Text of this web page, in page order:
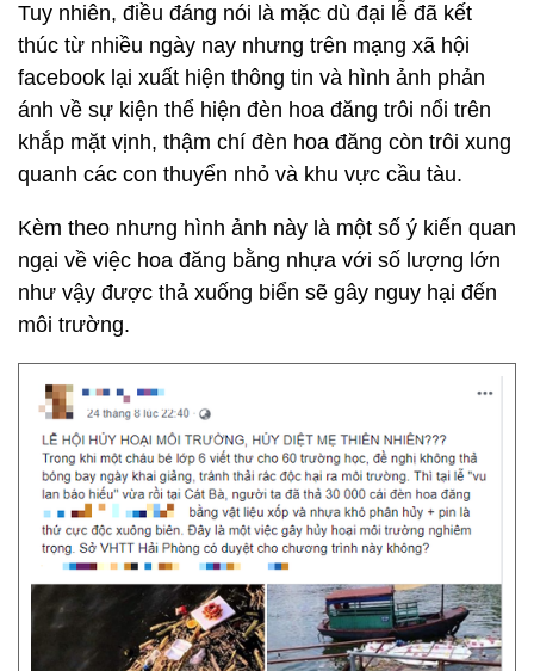
Tuy nhiên, điều đáng nói là mặc dù đại lễ đã kết
thúc từ nhiều ngày nay nhưng trên mạng xã hội
facebook lại xuất hiện thông tin và hình ảnh phản
ánh về sự kiện thể hiện đèn hoa đăng trôi nổi trên
khắp mặt vịnh, thậm chí đèn hoa đăng còn trôi xung
quanh các con thuyển nhỏ và khu vực cầu tàu.
Kèm theo nhưng hình ảnh này là một số ý kiến quan
ngại về việc hoa đăng bằng nhựa với số lượng lớn
như vậy được thả xuống biển sẽ gây nguy hại đến
môi trường.